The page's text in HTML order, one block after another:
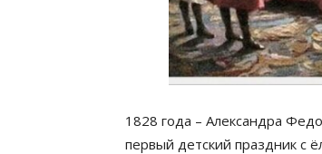
1828 года – Александра
первый детский праздник с